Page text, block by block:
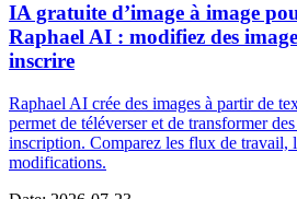
IA gratuite d’image à image
Raphael AI : modifiez des
inscrire
Raphael AI crée des images à partir de
permet de téléverser et de transformer
inscription. Comparez les flux de travail,
modifications.